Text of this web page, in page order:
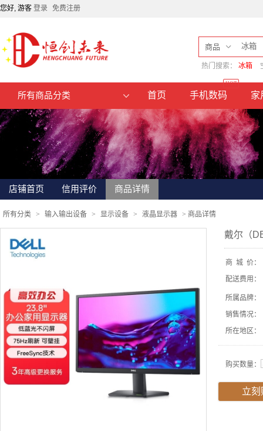
您好, 游客 登录 免费注册
商品
热门搜索： 冰箱
所有商品分类 首页 手机数码
HOT
家
店铺首页 信用评价 商品详情
所有分类 > 输入输出设备 > 显示设备 > 液晶显示器 > 商品详情
戴尔（
商 城 价：
配送费用：
所属品牌：
销售情况：
所在地区：
购买数量：
立刻